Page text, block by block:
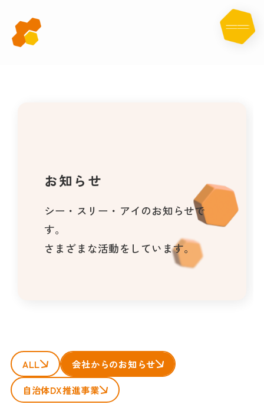
お知らせ
お知 ら せ
シー・スリー・アイのお知らせで
す。
さまざまな活動をしています。
ALL
会社からのお知らせ
自治体DX推進事業